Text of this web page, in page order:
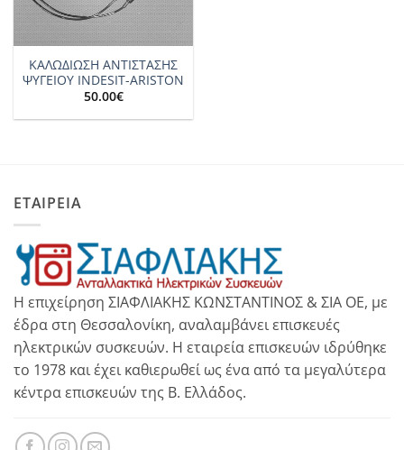
ΚΑΛΩΔΙΩΣΗ ΑΝΤΙΣΤΑΣΗΣ
ΨΥΓΕΙΟΥ INDESIT-ARISTON
50.00€
ΕΤΑΙΡΕΙΑ
Η επιχείρηση ΣΙΑΦΛΙΑΚΗΣ ΚΩΝΣΤΑΝΤΙΝΟΣ & ΣΙΑ ΟΕ, με
έδρα στη Θεσσαλονίκη, αναλαμβάνει επισκευές
ηλεκτρικών συσκευών. Η εταιρεία επισκευών ιδρύθηκε
το 1978 και έχει καθιερωθεί ως ένα από τα μεγαλύτερα
κέντρα επισκευών της Β. Ελλάδος.